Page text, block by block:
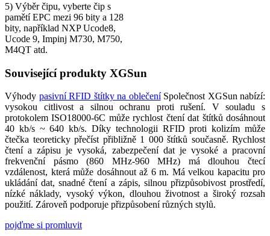
5) Výběr čipu, vyberte čip s
pamětí EPC mezi 96 bity a 128
bity, například NXP Ucode8,
Ucode 9, Impinj M730, M750,
M4QT atd.
Související produkty XGSun
Výhody pasivní RFID štítky na oblečeníSpolečnost XGSun nabízí:
vysokou citlivost a silnou ochranu proti rušení. V souladu s
protokolem ISO18000-6C může rychlost čtení dat štítků dosáhnout
40 kb/s ~ 640 kb/s. Díky technologii RFID proti kolizím může
čtečka teoreticky přečíst přibližně 1 000 štítků současně. Rychlost
čtení a zápisu je vysoká, zabezpečení dat je vysoké a pracovní
frekvenční pásmo (860 MHz-960 MHz) má dlouhou čtecí
vzdálenost, která může dosáhnout až 6 m. Má velkou kapacitu pro
ukládání dat, snadné čtení a zápis, silnou přizpůsobivost prostředí,
nízké náklady, vysoký výkon, dlouhou životnost a široký rozsah
použití. Zároveň podporuje přizpůsobení různých stylů.
pojďme si promluvit